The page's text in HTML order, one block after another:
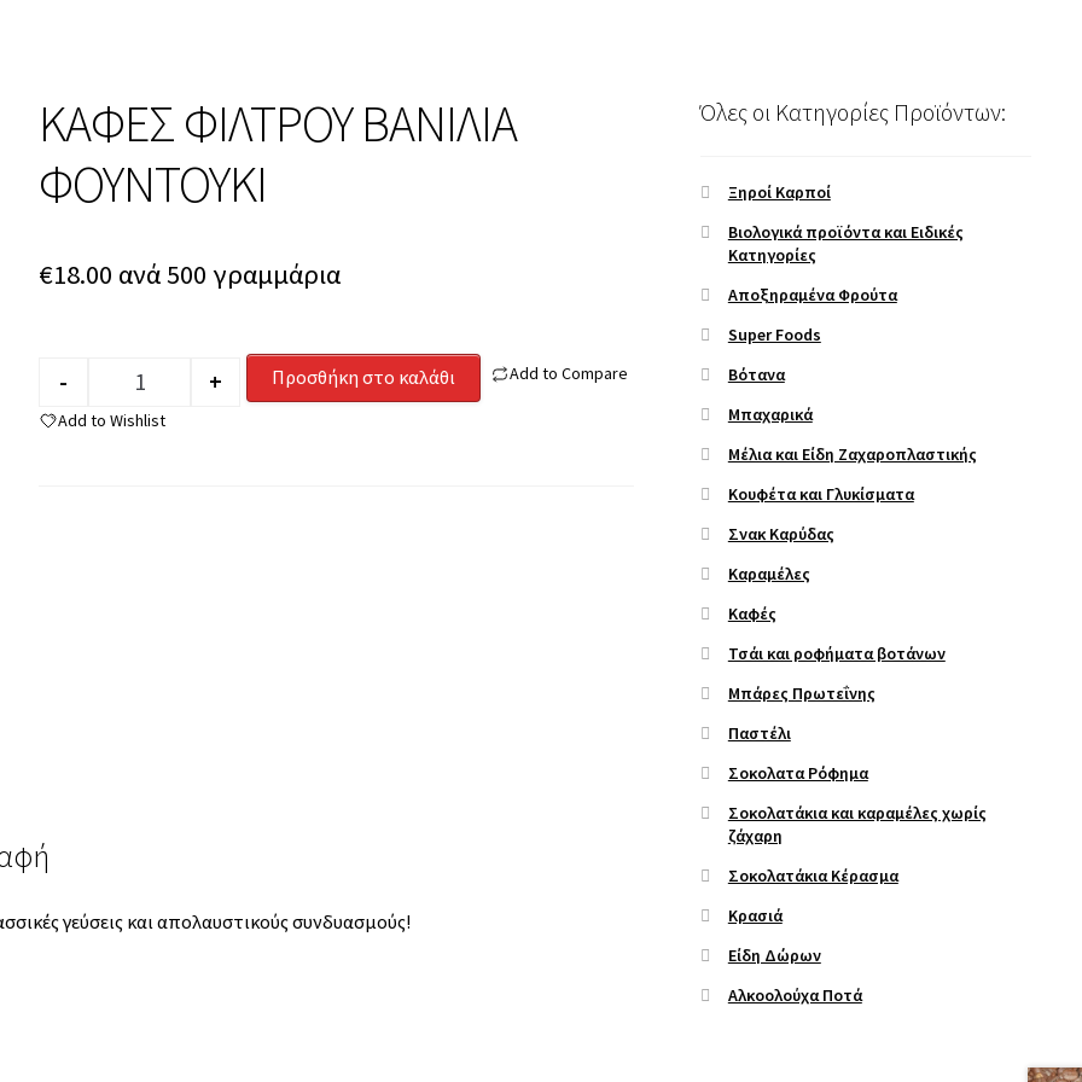
ΚΑΦΕΣ ΦΙΛΤΡΟΥ ΒΑΝΙΛΙΑ
ΦΟΥΝΤΟΥΚΙ
€18.00 ανά 500 γραμμάρια
Quantity
- + Προσθήκη στο καλάθι Add to Compare
Add to Wishlist
γεύσεις και απολαυστικούς συνδυασμούς!
Όλες οι Κατηγορίες Προϊόντων:
Ξηροί Καρποί
Βιολογικά προϊόντα και Ειδικές
Κατηγορίες
Αποξηραμένα Φρούτα
Super Foods
Βότανα
Μπαχαρικά
Μέλια και Είδη Ζαχαροπλαστικής
Κουφέτα και Γλυκίσματα
Σνακ Καρύδας
Καραμέλες
Καφές
Τσάι και ροφήματα βοτάνων
Μπάρες Πρωτεΐνης
Παστέλι
Σοκολατα Ρόφημα
Σοκολατάκια και καραμέλες χωρίς
ζάχαρη
Σοκολατάκια Κέρασμα
Κρασιά
Είδη Δώρων
Αλκοολούχα Ποτά